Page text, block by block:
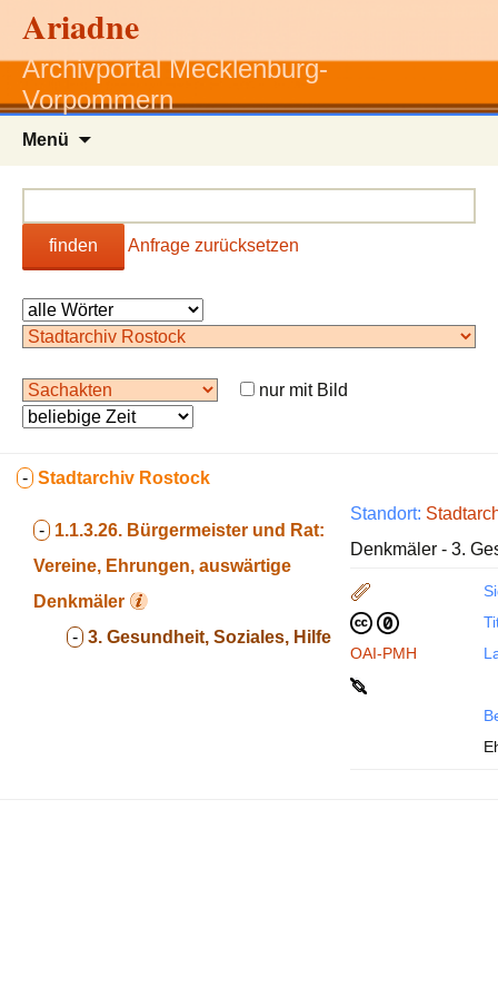
Ariadne
Archivportal Mecklenburg-
Vorpommern
Menü
finden Anfrage zurücksetzen
nur mit Bild
- Stadtarchiv Rostock
- 1.1.3.26. Bürgermeister und Rat:
Vereine, Ehrungen, auswärtige
Denkmäler
- 3. Gesundheit, Soziales, Hilfe
Standort:
Denkmäler - 3.
OAI-PMH